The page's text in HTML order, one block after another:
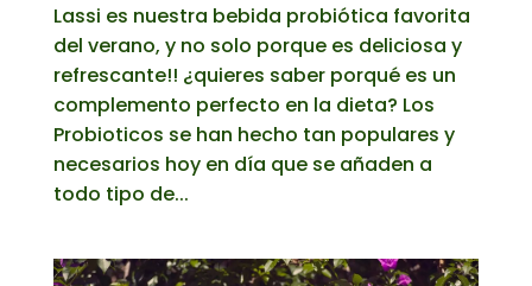
Lassi es nuestra bebida probiótica favorita
del verano, y no solo porque es deliciosa y
refrescante!! ¿quieres saber porqué es un
complemento perfecto en la dieta? Los
Probioticos se han hecho tan populares y
necesarios hoy en día que se añaden a
todo tipo de...